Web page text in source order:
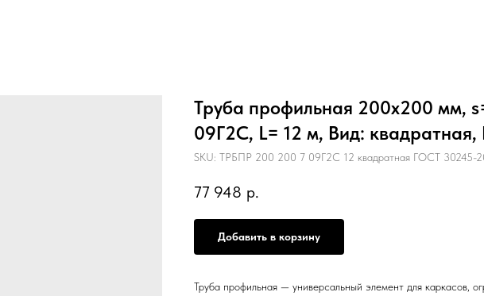
Труба профильная 200х200 мм,
09Г2С, L= 12 м, Вид:
SKU: ТРБПР 200 200 7 09Г2С 12 квадратная ГОСТ 30245-
77 948 р.
Добавить в корзину
Труба профильная — универсальный элемент для каркасов,